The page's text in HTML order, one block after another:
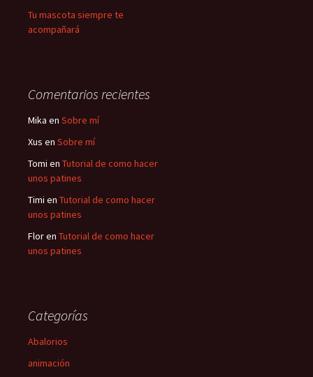
Tu mascota siempre te
acompañará
Comentarios recientes
Mika en Sobre mí
Xus en Sobre mí
Tomi en Tutorial de como hacer
unos patines
Timi en Tutorial de como hacer
unos patines
Floren Tutorial de como hacer
unos patines
Categorías
Abalorios
animación